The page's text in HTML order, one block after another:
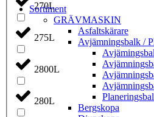
270L
275L
2800L
280L
Sortiment
GRÄV­MASKIN
Asfalt­skärare
Avjämnings­balk /
Berg­skopa